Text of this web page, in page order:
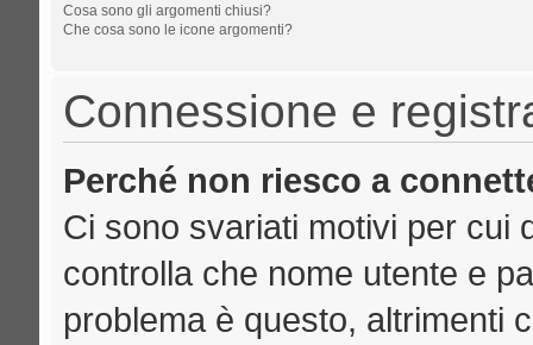
Cosa sono gli argomenti chiusi?
Che cosa sono le icone argomenti?
Connessione e
Perché non riesco a
Ci sono svariati motivi per cui
controlla che nome utente e
problema è questo, altrimenti